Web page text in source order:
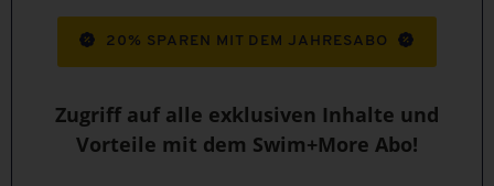
20% SPAREN MIT DEM JAHRESABO
Zugriff auf alle exklusiven Inhalte und
Vorteile mit dem Swim+More Abo!